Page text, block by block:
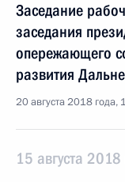
Заседание
заседания
опережающего
развития
20 августа 2018 года,
15 августа 2018